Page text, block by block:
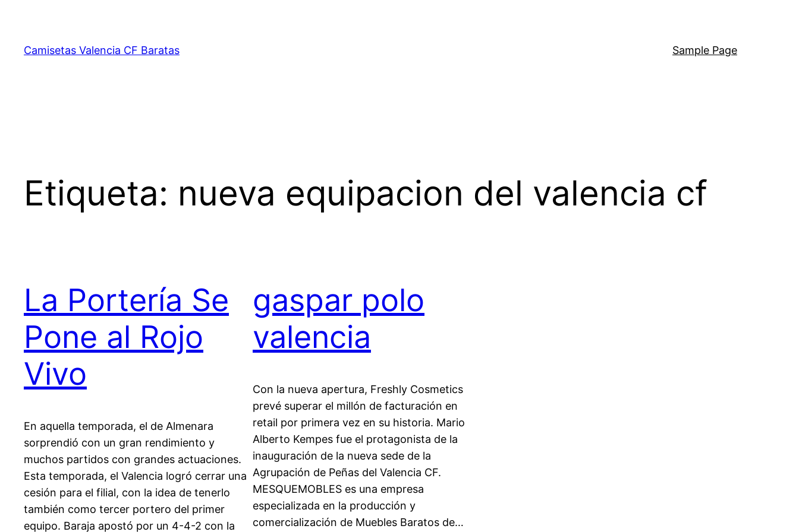
contenido
Camisetas Valencia CF Baratas Sample Page
Etiqueta: nueva equipacion del valencia cf
La Portería Se
Pone al Rojo
Vivo
En aquella temporada, el de Almenara
sorprendió con un gran rendimiento y
muchos partidos con grandes actuaciones.
Esta temporada, el Valencia logró cerrar una
cesión para el filial, con la idea de tenerlo
también como tercer portero del primer
equipo. Baraja apostó por un 4-4-2 con la
gaspar polo
valencia
Con la nueva apertura, Freshly Cosmetics
prevé superar el millón de facturación en
retail por primera vez en su historia. Mario
Alberto Kempes fue el protagonista de la
inauguración de la nueva sede de la
Agrupación de Peñas del Valencia CF.
MESQUEMOBLES es una empresa
especializada en la producción y
comercialización de Muebles Baratos de…